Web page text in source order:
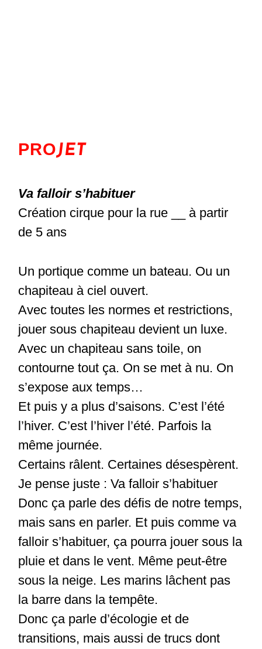
PROJET
Va falloir s’habituer
Création cirque pour la rue __ à partir
de 5 ans
Un portique comme un bateau. Ou un
chapiteau à ciel ouvert.
Avec toutes les normes et restrictions,
jouer sous chapiteau devient un luxe.
Avec un chapiteau sans toile, on
contourne tout ça. On se met à nu. On
s’expose aux temps…
Et puis y a plus d’saisons. C’est l’été
l’hiver. C’est l’hiver l’été. Parfois la
même journée.
Certains râlent. Certaines désespèrent.
Je pense juste : Va falloir s’habituer
Donc ça parle des défis de notre temps,
mais sans en parler. Et puis comme va
falloir s’habituer, ça pourra jouer sous la
pluie et dans le vent. Même peut-être
sous la neige. Les marins lâchent pas
la barre dans la tempête.
Donc ça parle d’écologie et de
transitions, mais aussi de trucs dont